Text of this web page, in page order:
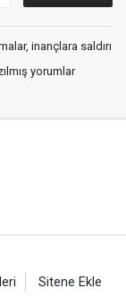
inançlara saldırı
yorumlar
Sitene Ekle